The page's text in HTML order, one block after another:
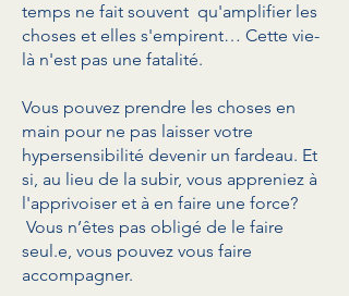
temps ne fait souvent qu'amplifier les
choses et elles s'empirent… Cette vie-
là n'est pas une fatalité.
Vous pouvez prendre les choses en
main pour ne pas laisser votre
hypersensibilité devenir un fardeau. Et
si, au lieu de la subir, vous appreniez à
l'apprivoiser et à en faire une force?
Vous n’êtes pas obligé de le faire
seul.e, vous pouvez vous faire
accompagner.